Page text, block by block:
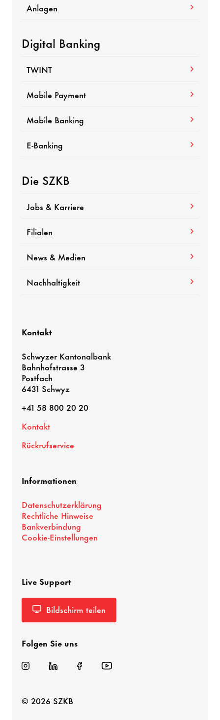
Anlagen
Digital Banking
TWINT
Mobile Payment
Mobile Banking
E-Banking
Die SZKB
Jobs & Karriere
Filialen
News & Medien
Nachhaltigkeit
Kontakt
Schwyzer Kantonalbank
Bahnhofstrasse 3
Postfach
6431 Schwyz
+41 58 800 20 20
Kontakt
Rückrufservice
Informationen
Datenschutzerklärung
Rechtliche Hinweise
Bankverbindung
Cookie-Einstellungen
Live Support
Bildschirm teilen
Folgen Sie uns
© 2026 SZKB